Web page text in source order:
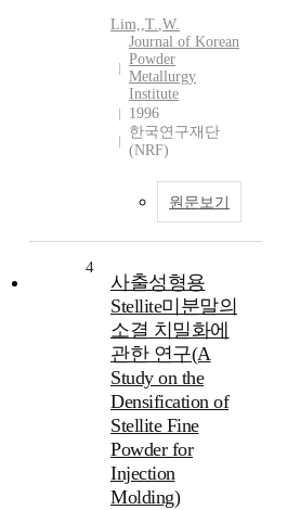
Lim,,T.,W.
Journal of Korean
Powder
Metallurgy
Institute
1996
한국연구재단
(NRF)
원문보기
4
사출성형용
Stellite미분말의
소결 치밀화에
관한 연구(A
Study on the
Densification of
Stellite Fine
Powder for
Injection
Molding)